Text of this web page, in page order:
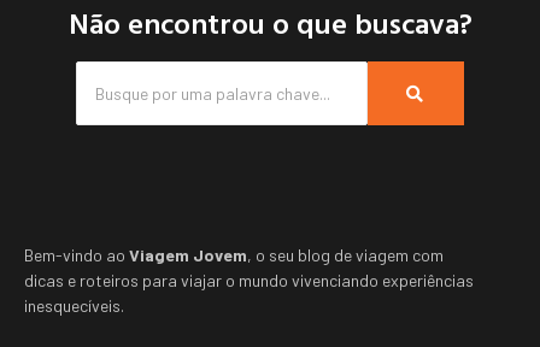
Não encontrou o que buscava?
Bem-vindo ao Viagem Jovem, o seu blog de viagem com
dicas e roteiros para viajar o mundo vivenciando experiências
inesquecíveis.